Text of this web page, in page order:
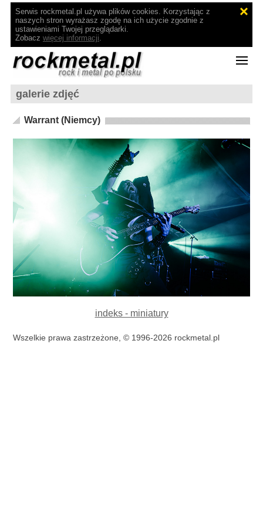
Serwis rockmetal.pl używa plików cookies. Korzystając z
naszych stron wyrażasz zgodę na ich użycie zgodnie z
ustawieniami Twojej przeglądarki.
Zobacz więcej informacji.
galerie zdjęć
Warrant (Niemcy)
indeks - miniatury
Wszelkie prawa zastrzeżone, © 1996-2026 rockmetal.pl